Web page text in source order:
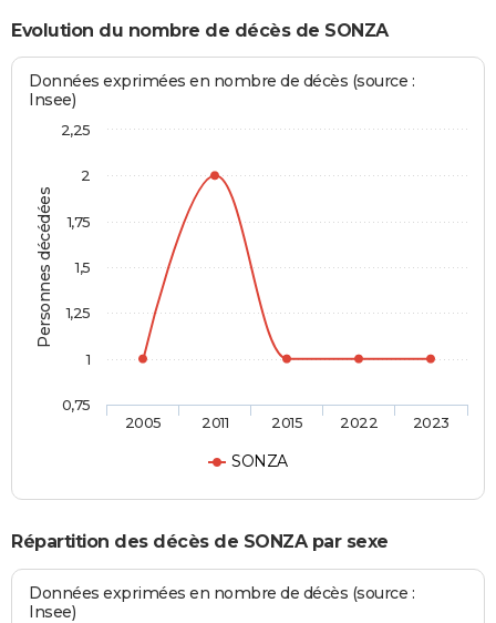
Evolution du nombre de décès de SONZA
Personnes décédées
Données exprimées en nombre de décès (source :
Insee)
SONZA
2005 2011 2015 2022 2023
0,75
1
1,25
1,5
1,75
2
2,25
Répartition des décès de SONZA par sexe
Données exprimées en nombre de décès (source :
Insee)